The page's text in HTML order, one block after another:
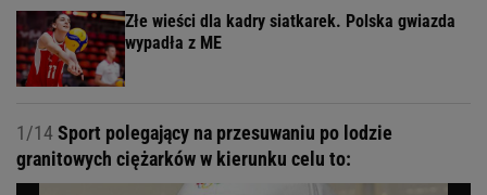
Złe wieści dla kadry siatkarek. Polska gwiazda
wypadła z ME
1/14Sport polegający na przesuwaniu po lodzie
granitowych ciężarków w kierunku celu to: